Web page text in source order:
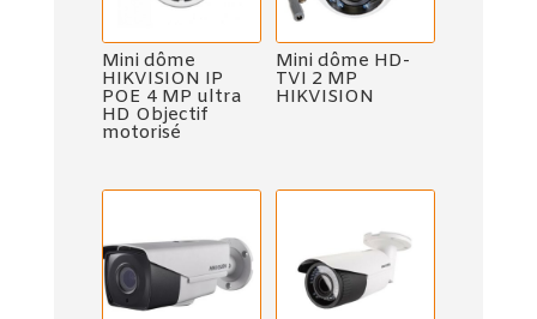
Mini dôme
HIKVISION IP
POE 4 MP ultra
HD Objectif
motorisé
Mini dôme HD-
TVI 2 MP
HIKVISION